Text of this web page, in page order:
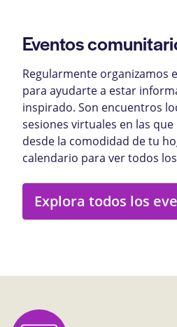
Eventos
Regularmente organizamos
para ayudarte a estar
inspirado. Son encuentros
sesiones virtuales en las
desde la comodidad de tu
calendario para ver todos
Explora todos los